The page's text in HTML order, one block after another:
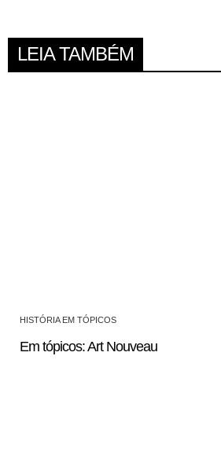
LEIA TAMBÉM
HISTÓRIA EM TÓPICOS
Em tópicos: Art Nouveau